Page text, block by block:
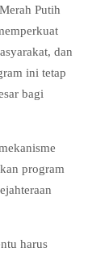
Putih
dan
ini tetap
bagi
program
harus